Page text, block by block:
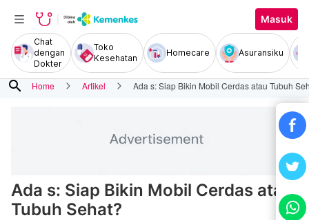
Masuk
Chat
dengan
Dokter
Toko
Kesehatan
Homecare Asuransiku
search Home Artikel Ada s: Siap Bikin Mobil Cerdas atau Tubuh
Ada s: Siap Bikin Mobil Cerdas atau
Tubuh Sehat?